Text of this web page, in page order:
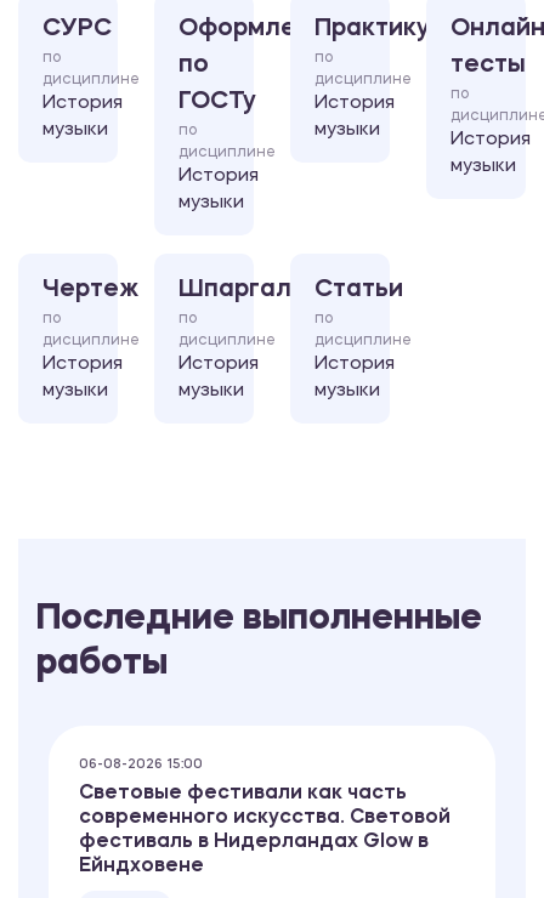
СУРС
по
дисциплине
История
музыки
Оформление
по
ГОСТу
по
дисциплине
История
музыки
Практикум
по
дисциплине
История
музыки
тесты
по
История
музыки
Чертеж
по
дисциплине
История
музыки
Шпаргалка
по
дисциплине
История
музыки
Статьи
по
дисциплине
История
музыки
Последние выполненные
работы
06-08-2026 15:00
Световые фестивали как часть
современного искусства. Световой
фестиваль в Нидерландах Glow в
Ейндховене